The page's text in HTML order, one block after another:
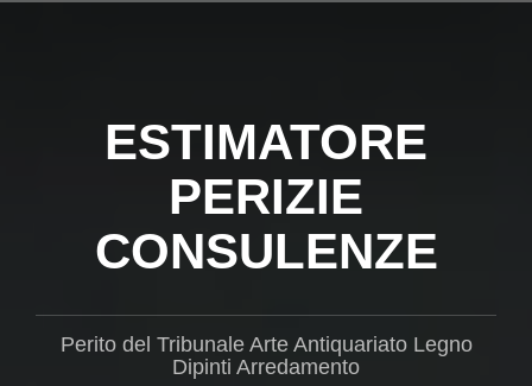
ESTIMATORE
PERIZIE
CONSULENZE
Perito del Tribunale Arte Antiquariato Legno
Dipinti Arredamento